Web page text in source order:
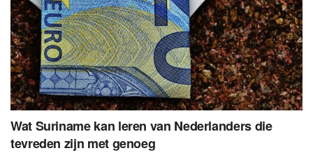
Wat Suriname kan leren van Nederlanders die
tevreden zijn met genoeg